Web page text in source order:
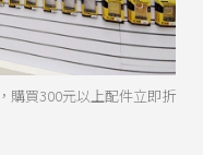
購買300元以上配件立即折